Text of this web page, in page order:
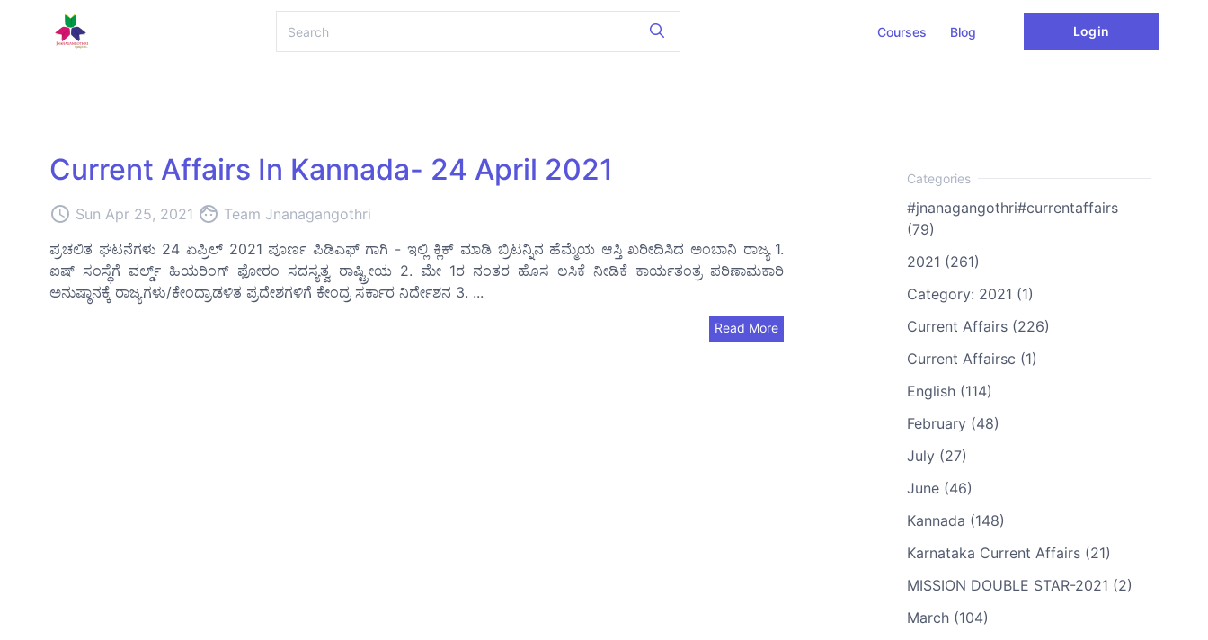
Courses Blog Login
Current Affairs In Kannada- 24 April 2021
access_time Sun Apr 25, 2021 face Team Jnanagangothri
ಪ್ರಚಲಿತ ಘಟನೆಗಳು 24 ಏಪ್ರಿಲ್ 2021 ಪೂರ್ಣ ಪಿಡಿಎಫ್ ಗಾಗಿ - ಇಲ್ಲಿ ಕ್ಲಿಕ್ ಮಾಡಿ ಬ್ರಿಟನ್ನಿನ ಹೆಮ್ಮೆಯ ಆಸ್ತಿ ಖರೀದಿಸಿದ ಅಂಬಾನಿ ರಾಜ್ಯ 1.
ಐಷ್ ಸಂಸ್ಥೆಗೆ ವರ್ಲ್ಡ್ ಹಿಯರಿಂಗ್ ಫೋರಂ ಸದಸ್ಯತ್ವ ರಾಷ್ಟ್ರೀಯ 2. ಮೇ 1ರ ನಂತರ ಹೊಸ ಲಸಿಕೆ ನೀಡಿಕೆ ಕಾರ್ಯತಂತ್ರ ಪರಿಣಾಮಕಾರಿ
ಅನುಷ್ಠಾನಕ್ಕೆ ರಾಜ್ಯಗಳು/ಕೇಂದ್ರಾಡಳಿತ ಪ್ರದೇಶಗಳಿಗೆ ಕೇಂದ್ರ ಸರ್ಕಾರ ನಿರ್ದೇಶನ 3. ...
Read More
#jnanagangothri#currentaffairs
(79)
2021 (261)
Category: 2021 (1)
Current Affairs (226)
Current Affairsc (1)
English (114)
February (48)
July (27)
June (46)
Kannada (148)
Karnataka Current Affairs (21)
MISSION DOUBLE STAR-2021 (2)
March (104)